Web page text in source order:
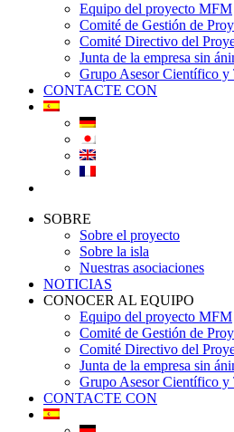
Equipo del proyecto MFM
Comité de Gestión de
Comité Directivo del
Junta de la empresa sin
Grupo Asesor Científico
CONTACTE CON
SOBRE
Sobre el proyecto
Sobre la isla
Nuestras asociaciones
NOTICIAS
CONOCER AL EQUIPO
Equipo del proyecto MFM
Comité de Gestión de
Comité Directivo del
Junta de la empresa sin
Grupo Asesor Científico
CONTACTE CON